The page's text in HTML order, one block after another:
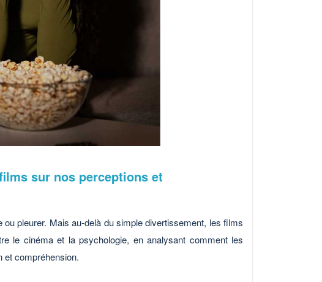
sur nos perceptions et
pleurer. Mais au-delà du simple divertissement, les films
le cinéma et la psychologie, en analysant comment les
et compréhension.